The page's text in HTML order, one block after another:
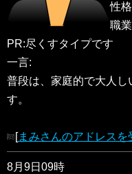
性
職
PR:尽くすタイプです
一言:
普段は、家庭的で大人し
す。
[まみさんのアドレスを
8月9日09時